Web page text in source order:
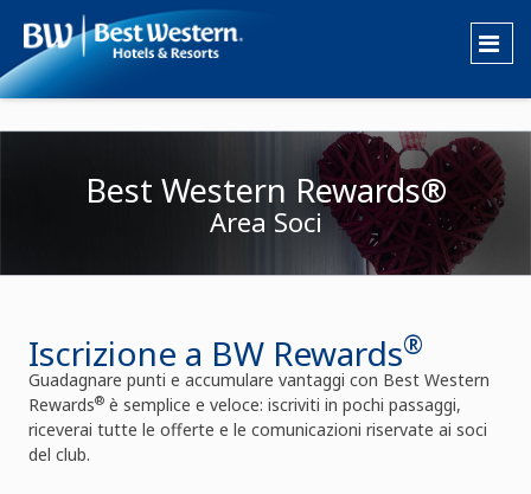
Best Western Rewards®
Area Soci
Iscrizione a BW Rewards®
Guadagnare punti e accumulare vantaggi con Best Western
Rewards® è semplice e veloce: iscriviti in pochi passaggi,
riceverai tutte le offerte e le comunicazioni riservate ai soci
del club.